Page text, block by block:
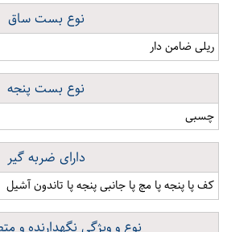
نوع بست ساق
ریلی ضامن دار
نوع بست پنجه
چسبی
دارای ضربه گیر
کف پا پنجه پا مچ پا جانبی پنجه پا تاندون آشیل
نوع و ویژگی نگهدارنده و